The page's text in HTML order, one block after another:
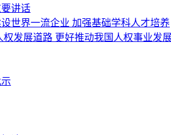
讲话
世界一流企业 加强基础学科人才培养
发展道路 更好推动我国人权事业发